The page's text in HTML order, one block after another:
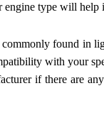
type will
found in
with your
if there are